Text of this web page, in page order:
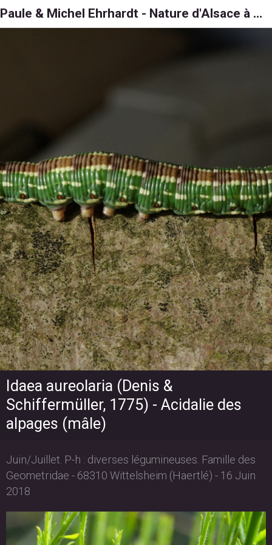
Paule & Michel Ehrhardt - Nature d'Alsace à 6, 8 et 1000 pattes
Idaea aureolaria (Denis &
Schiffermüller, 1775) - Acidalie des
alpages (mâle)
Juin/Juillet. P-h : diverses légumineuses. Famille des
Geometridae - 68310 Wittelsheim (Haertlé) - 16 Juin
2018